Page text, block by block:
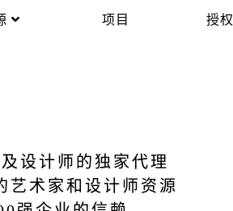
项目 授权
设计师的独家代理
艺术家和设计师资源